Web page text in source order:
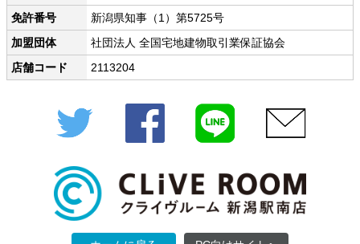
免許番号
新潟県知事（1）第5725号
加盟団体
社団法人 全国宅地建物取引業保証協会
店舗コード
2113204
Twitter Facebook